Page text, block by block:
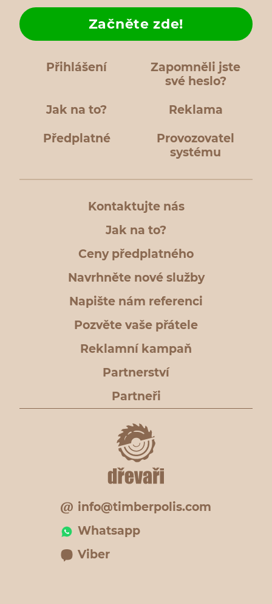
Přihlášení
Zapomněli jste
své heslo?
Jak na to?
Začněte zde!
Reklama
Předplatné
Provozovatel
systému
Kontaktujte nás
Jak na to?
Ceny předplatného
Navrhněte nové služby
Napište nám referenci
Pozvěte vaše přátele
Reklamní kampaň
Partnerství
Partneři
info@timberpolis.com
Whatsapp
Viber